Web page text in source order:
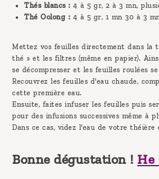
Thés blancs : 4 à 5 gr, 2 à 3 mn,
Thé Oolong : 4 à 5 gr, 1 mn 30 à 3
Mettez vos feuilles directement dans la
thé » et les filtres (même en papier).
se décompresser et les feuilles roulées
Recouvrez les feuilles d'eau chaude,
cette première eau.
Ensuite, faites infuser les feuilles puis
pour des infusions successives même à
Dans ce cas, videz l'eau de votre théière
Bonne dégustation ! He